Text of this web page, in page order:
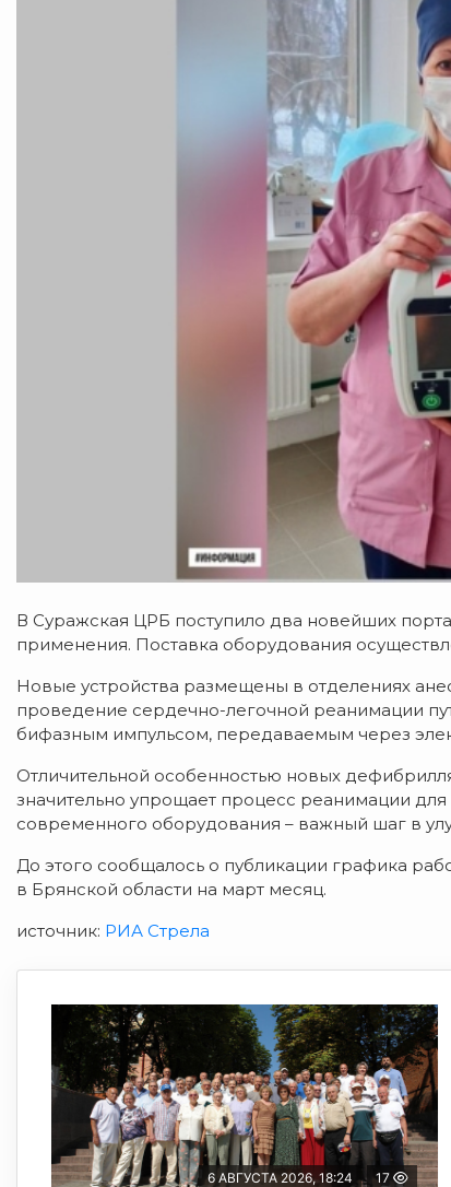
В Суражская ЦРБ поступило два новейших
применения. Поставка оборудования
Новые устройства размещены в отделениях
проведение сердечно-легочной реанимации
бифазным импульсом, передаваемым через
Отличительной особенностью новых
значительно упрощает процесс реанимации
современного оборудования – важный шаг в
До этого сообщалось о публикации графика
в Брянской области на март месяц.
источник: РИА Стрела
6 АВГУСТА 2026, 18:24 17